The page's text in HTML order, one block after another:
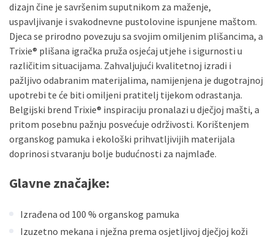
dizajn čine je savršenim suputnikom za maženje,
uspavljivanje i svakodnevne pustolovine ispunjene maštom.
Djeca se prirodno povezuju sa svojim omiljenim plišancima, a
Trixie® plišana igračka pruža osjećaj utjehe i sigurnosti u
različitim situacijama. Zahvaljujući kvalitetnoj izradi i
pažljivo odabranim materijalima, namijenjena je dugotrajnoj
upotrebi te će biti omiljeni pratitelj tijekom odrastanja.
Belgijski brend Trixie® inspiraciju pronalazi u dječjoj mašti, a
pritom posebnu pažnju posvećuje održivosti. Korištenjem
organskog pamuka i ekološki prihvatljivijih materijala
doprinosi stvaranju bolje budućnosti za najmlađe.
Glavne značajke:
Izrađena od 100 % organskog pamuka
Izuzetno mekana i nježna prema osjetljivoj dječjoj koži